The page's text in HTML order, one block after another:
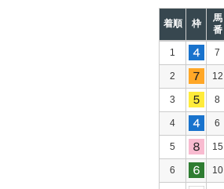
着順 枠
馬
番
1 7
2 12
3 8
4 6
5 15
6 10